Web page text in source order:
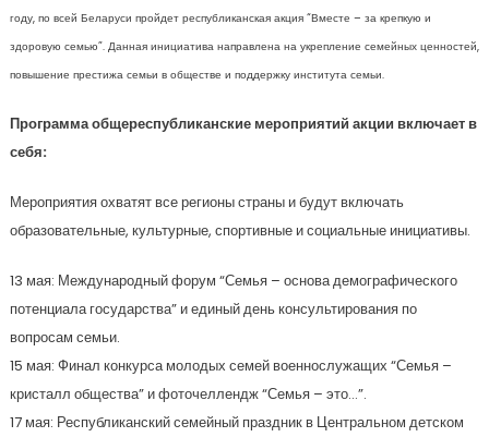
году, по всей Беларуси пройдет республиканская акция “Вместе – за крепкую и
здоровую семью”. Данная инициатива направлена на укрепление семейных ценностей,
повышение престижа семьи в обществе и поддержку института семьи.
Программа общереспубликанские мероприятий акции включает в
себя:
Мероприятия охватят все регионы страны и будут включать
образовательные, культурные, спортивные и социальные инициативы.
13 мая: Международный форум “Семья – основа демографического
потенциала государства” и единый день консультирования по
вопросам семьи.
15 мая: Финал конкурса молодых семей военнослужащих “Семья –
кристалл общества” и фоточеллендж “Семья – это…”.
17 мая: Республиканский семейный праздник в Центральном детском